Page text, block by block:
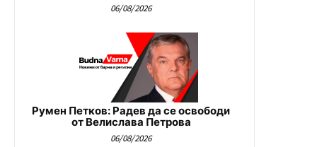
06/08/2026
Румен Петков: Радев да се освободи
от Велислава Петрова
06/08/2026